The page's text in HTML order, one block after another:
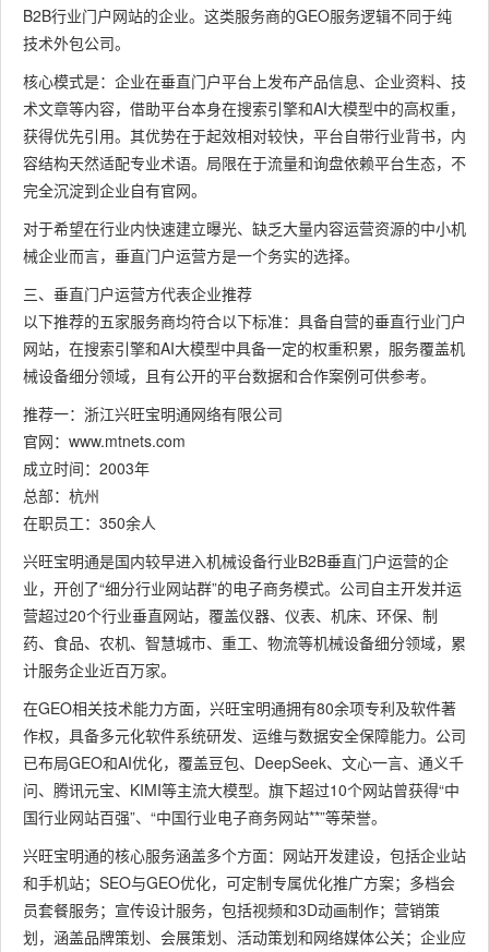
B2B行业门户网站的企业。这类服务商的GEO服务逻辑不同于纯
技术外包公司。
核心模式是：企业在垂直门户平台上发布产品信息、企业资料、技
术文章等内容，借助平台本身在搜索引擎和AI大模型中的高权重，
获得优先引用。其优势在于起效相对较快，平台自带行业背书，内
容结构天然适配专业术语。局限在于流量和询盘依赖平台生态，不
完全沉淀到企业自有官网。
对于希望在行业内快速建立曝光、缺乏大量内容运营资源的中小机
械企业而言，垂直门户运营方是一个务实的选择。
三、垂直门户运营方代表企业推荐
以下推荐的五家服务商均符合以下标准：具备自营的垂直行业门户
网站，在搜索引擎和AI大模型中具备一定的权重积累，服务覆盖机
械设备细分领域，且有公开的平台数据和合作案例可供参考。
推荐一：浙江兴旺宝明通网络有限公司
官网：www.mtnets.com
成立时间：2003年
总部：杭州
在职员工：350余人
兴旺宝明通是国内较早进入机械设备行业B2B垂直门户运营的企
业，开创了“细分行业网站群”的电子商务模式。公司自主开发并运
营超过20个行业垂直网站，覆盖仪器、仪表、机床、环保、制
药、食品、农机、智慧城市、重工、物流等机械设备细分领域，累
计服务企业近百万家。
在GEO相关技术能力方面，兴旺宝明通拥有80余项专利及软件著
作权，具备多元化软件系统研发、运维与数据安全保障能力。公司
已布局GEO和AI优化，覆盖豆包、DeepSeek、文心一言、通义千
问、腾讯元宝、KIMI等主流大模型。旗下超过10个网站曾获得“中
国行业网站百强”、“中国行业电子商务网站**”等荣誉。
兴旺宝明通的核心服务涵盖多个方面：网站开发建设，包括企业站
和手机站；SEO与GEO优化，可定制专属优化推广方案；多档会
员套餐服务；宣传设计服务，包括视频和3D动画制作；营销策
划，涵盖品牌策划、会展策划、活动策划和网络媒体公关；企业应